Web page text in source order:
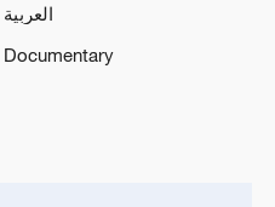
العربية
Documentary